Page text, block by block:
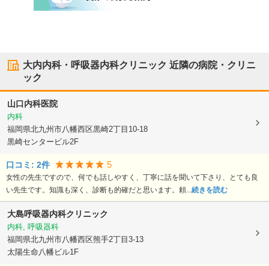
大内内科・呼吸器内科クリニック 近隣の病院・クリニ
ック
山口内科医院
内科
福岡県北九州市八幡西区黒崎2丁目10-18
黒崎センタービル2F
口コミ: 2件 5
女性の先生ですので、何でも話しやすく、丁寧に話を聞いて下さり、とても良
い先生です。知識も深く、診断も的確だと思います。頼...続きを読む
大島呼吸器内科クリニック
内科, 呼吸器科
福岡県北九州市八幡西区熊手2丁目3-13
太陽生命八幡ビル1F